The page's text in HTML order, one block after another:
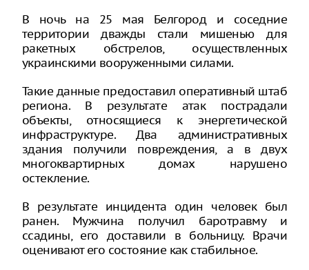
В ночь на 25 мая Белгород и соседние
территории дважды стали мишенью для
ракетных обстрелов, осуществленных
украинскими вооруженными силами.
Такие данные предоставил оперативный штаб
региона. В результате атак пострадали
объекты, относящиеся к энергетической
инфраструктуре. Два административных
здания получили повреждения, а в двух
многоквартирных домах нарушено
остекление.
В результате инцидента один человек был
ранен. Мужчина получил баротравму и
ссадины, его доставили в больницу. Врачи
оценивают его состояние как стабильное.